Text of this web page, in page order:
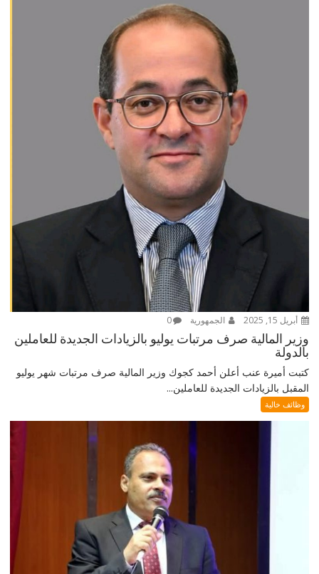
أبريل 15, 2025 الجمهورية 0
وزير المالية صرف مرتبات يوليو بالزيادات الجديدة للعاملين
بالدولة
كتبت أميرة عنب أعلن أحمد كجوك وزير المالية صرف مرتبات شهر يوليو
المقبل بالزيادات الجديدة للعاملين...
وظائف خالية